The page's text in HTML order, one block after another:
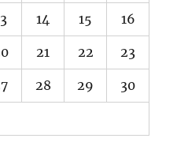
14 15 16
21 22 23
28 29 30